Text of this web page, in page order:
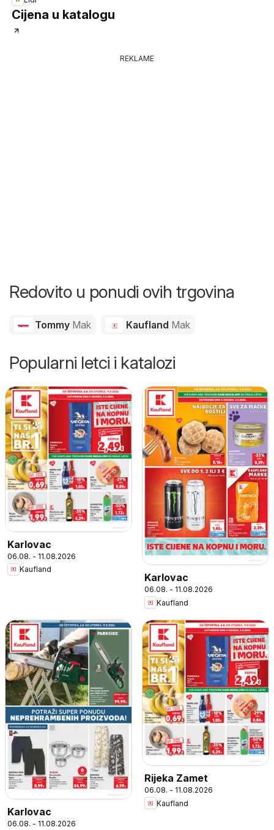
Cijena u katalogu
REKLAME
Redovito u ponudi ovih trgovina
Tommy Mak Kaufland Mak
Popularni letci i katalozi
Karlovac
06.08. - 11.08.2026
Kaufland
Karlovac
06.08. - 11.08.2026
Kaufland
Karlovac
06.08. - 11.08.2026
Rijeka Zamet
06.08. - 11.08.2026
Kaufland